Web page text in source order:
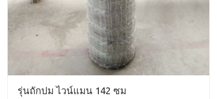
รุ่นถักปม ไวน์แมน 142 ซม